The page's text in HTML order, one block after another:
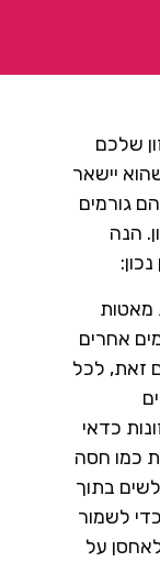
שלכם
יישאר
גורמים
הנה
מאטות
אחרים
זאת, לכל
כדאי
כמו חסה
בתוך
לשמור
על